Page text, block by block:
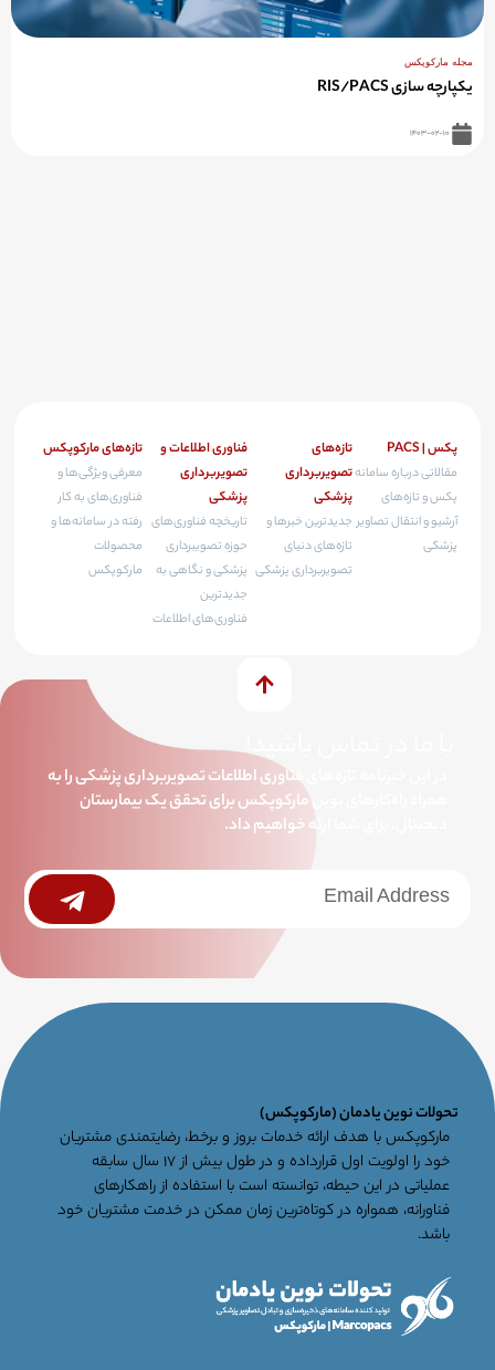
مجله مارکوپکس
یکپارچه سازی RIS/PACS
پکس | PACS
مقالاتی درباره سامانه
پکس و تازه‌های
آرشیو و انتقال تصاویر
پزشکی
تازه‌های
تصویربرداری
پزشکی
جدیدترین خبرها و
تازه‌های دنیای
تصویربرداری پزشکی
فناوری اطلاعات و
تصویربرداری
پزشکی
تاریخچه فناوری‌های
حوزه تصویبرداری
پزشکی و نگاهی به
جدیدترین
فناوری‌های اطلاعات
تازه‌های مارکوپکس
معرفی ویژگی‌ها و
فناوری‌های به کار
رفته در سامانه‌ها و
محصولات
مارکوپکس
با ما در تماس باشید!
در این خبرنامه تازه‌های فناوری اطلاعات تصویربرداری پزشکی را به
همراه راه‌کارهای نوین مارکوپکس برای تحقق یک بیمارستان
دیجیتال، برای شما ارئه خواهیم داد.
خبرنامه
جامع Submit
تحولات نوین یادمان (مارکوپکس)
مارکوپکس با هدف ارائه خدمات بروز و برخط، رضایتمندی مشتریان
خود را اولویت اول قرارداده و در طول بیش از ۱۷ سال سابقه
عملیاتی در این حیطه، توانسته است با استفاده از راهکارهای
فناورانه، همواره در کوتاه‌ترین زمان ممکن در خدمت مشتریان خود
باشد.